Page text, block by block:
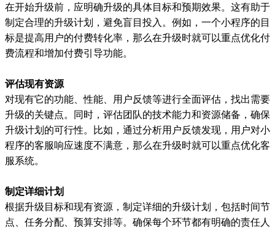
在开始升级前，应明确升级的具体目标和预期效果。这有助于
制定合理的升级计划，避免盲目投入。例如，一个小程序的目
标是提高用户的付费转化率，那么在升级时就可以重点优化付
费流程和增加付费引导功能。
评估现有资源
对现有它的功能、性能、用户反馈等进行全面评估，找出需要
升级的关键点。同时，评估团队的技术能力和资源储备，确保
升级计划的可行性。比如，通过分析用户反馈发现，用户对小
程序的客服响应速度不满意，那么在升级时就可以重点优化客
服系统。
制定详细计划
根据升级目标和现有资源，制定详细的升级计划，包括时间节
点、任务分配、预算安排等。确保每个环节都有明确的责任人